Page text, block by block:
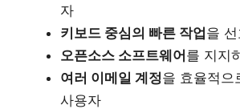
자
키보드 중심의 빠른 작업을
오픈소스 소프트웨어를 지지
여러 이메일 계정을 효율적으
사용자